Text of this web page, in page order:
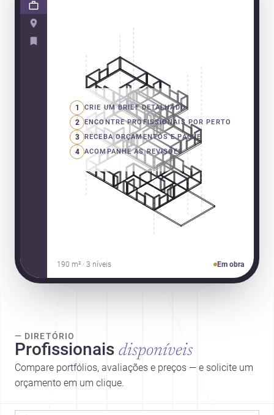
1 CRIE UM BRIEF DETALHADO
2 ENCONTRE PROFISSIONAIS POR PERTO
3 RECEBA ORÇAMENTOS E PAGUE
4 ACOMPANHE AS REVISÕES
190 m² · 3 níveis Em obra
— DIRETÓRIO
Profissionais disponíveis
Compare portfólios, avaliações e preços — e solicite um
orçamento em um clique.